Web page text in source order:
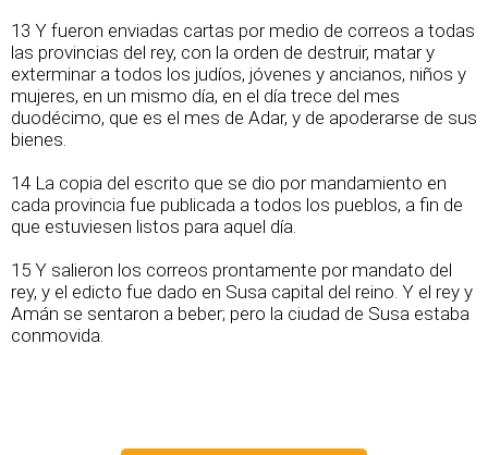
13 Y fueron enviadas cartas por medio de correos a todas
las provincias del rey, con la orden de destruir, matar y
exterminar a todos los judíos, jóvenes y ancianos, niños y
mujeres, en un mismo día, en el día trece del mes
duodécimo, que es el mes de Adar, y de apoderarse de sus
bienes.
14 La copia del escrito que se dio por mandamiento en
cada provincia fue publicada a todos los pueblos, a fin de
que estuviesen listos para aquel día.
15 Y salieron los correos prontamente por mandato del
rey, y el edicto fue dado en Susa capital del reino. Y el rey y
Amán se sentaron a beber; pero la ciudad de Susa estaba
conmovida.